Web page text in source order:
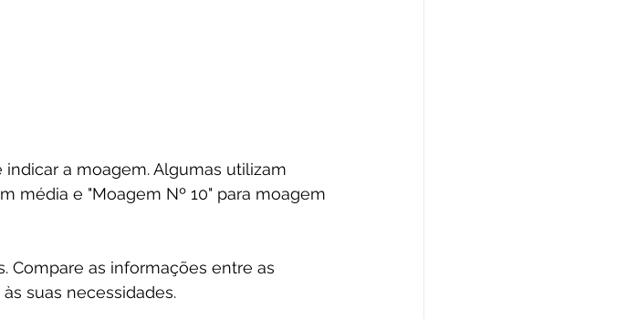
a moagem. Algumas utilizam
média e "Moagem Nº 10" para moagem
Compare as informações entre as
suas necessidades.